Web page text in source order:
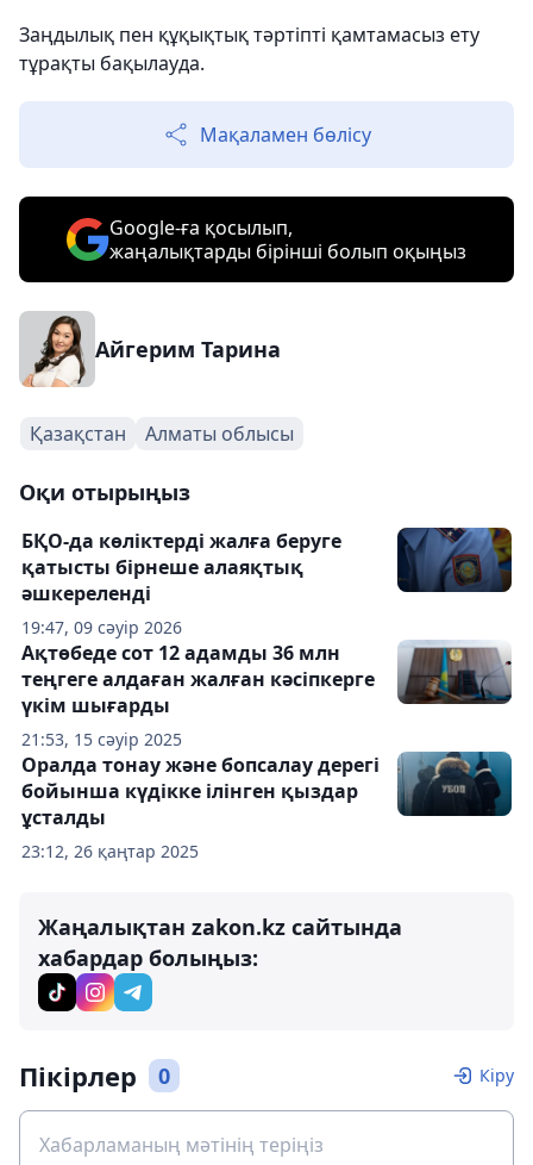
Заңдылық пен құқықтық тәртіпті қамтамасыз ету
тұрақты бақылауда.
Мақаламен бөлісу
Google-ға қосылып,
жаңалықтарды бірінші болып оқыңыз
Айгерим Тарина
Қазақстан Алматы облысы
Оқи отырыңыз
19:47, 09 сәуір 2026
БҚО-да көліктерді жалға беруге
қатысты бірнеше алаяқтық
әшкереленді
21:53, 15 сәуір 2025
Ақтөбеде сот 12 адамды 36 млн
теңгеге алдаған жалған кәсіпкерге
үкім шығарды
23:12, 26 қаңтар 2025
Оралда тонау және бопсалау дерегі
бойынша күдікке ілінген қыздар
ұсталды
Жаңалықтан zakon.kz сайтында
хабардар болыңыз:
Пікірлер 0 Кіру